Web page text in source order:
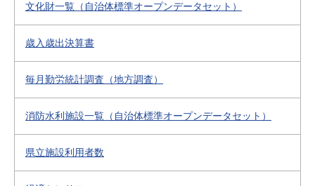
文化財一覧（自治体標準オープンデータセット）
歳入歳出決算書
毎月勤労統計調査（地方調査）
消防水利施設一覧（自治体標準オープンデータセット）
県立施設利用者数